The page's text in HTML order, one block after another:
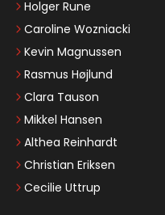
Holger Rune
Caroline Wozniacki
Kevin Magnussen
Rasmus Højlund
Clara Tauson
Mikkel Hansen
Althea Reinhardt
Christian Eriksen
Cecilie Uttrup